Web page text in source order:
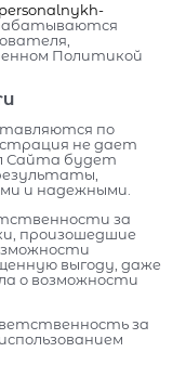
Политикой
по
не дает
Сайта будет
и надежными.
за
произошедшие
выгоду, даже
о возможности
за